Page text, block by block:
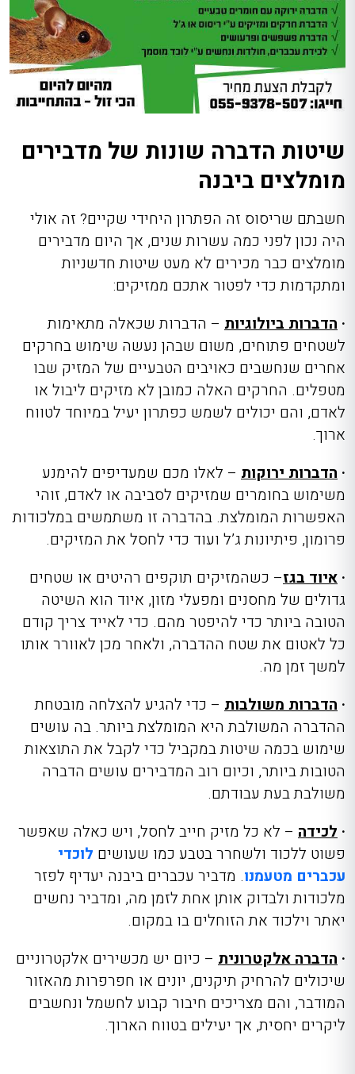
שיטות הדברה שונות של מדבירים
מומלצים ביבנה
חשבתם שריסוס זה הפתרון היחידי שקיים? זה אולי
היה נכון לפני כמה עשרות שנים, אך היום מדבירים
מומלצים כבר מכירים לא מעט שיטות חדשניות
ומתקדמות כדי לפטור אתכם ממזיקים:
· הדברות ביולוגיות – הדברות שכאלה מתאימות
לשטחים פתוחים, משום שבהן נעשה שימוש בחרקים
אחרים שנחשבים כאויבים הטבעיים של המזיק שבו
מטפלים. החרקים האלה כמובן לא מזיקים ליבול או
לאדם, והם יכולים לשמש כפתרון יעיל במיוחד לטווח
ארוך.
· הדברות ירוקות – לאלו מכם שמעדיפים להימנע
משימוש בחומרים שמזיקים לסביבה או לאדם, זוהי
האפשרות המומלצת. בהדברה זו משתמשים במלכודות
פרומון, פיתיונות ג’ל ועוד כדי לחסל את המזיקים.
· איוד בגז– כשהמזיקים תוקפים רהיטים או שטחים
גדולים של מחסנים ומפעלי מזון, איוד הוא השיטה
הטובה ביותר כדי להיפטר מהם. כדי לאייד צריך קודם
כל לאטום את שטח ההדברה, ולאחר מכן לאוורר אותו
למשך זמן מה.
· הדברות משולבות – כדי להגיע להצלחה מובטחת
ההדברה המשולבתהיא המומלצת ביותר. בה עושים
שימוש בכמה שיטות במקביל כדי לקבל את התוצאות
הטובות ביותר, וכיום רוב המדבירים עושים הדברה
משולבת בעת עבודתם.
· לכידה – לא כל מזיק חייב לחסל, ויש כאלה שאפשר
פשוט ללכוד ולשחרר בטבע כמו שעושים לוכדי
עכברים מטעמנו. מדביר עכברים ביבנה יעדיף לפזר
מלכודות ולבדוק אותן אחת לזמן מה, ומדביר נחשים
יאתר וילכוד את הזוחלים בו במקום.
· הדברה אלקטרונית – כיום יש מכשירים אלקטרוניים
שיכולים להרחיק תיקנים, יונים או חפרפרות מהאזור
המודבר, והם מצריכים חיבור קבוע לחשמל ונחשבים
ליקרים יחסית, אך יעילים בטווח הארוך.